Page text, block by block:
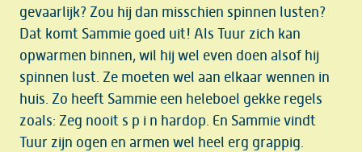
gevaarlijk? Zou hij dan misschien spinnen lusten?
Dat komt Sammie goed uit! Als Tuur zich kan
opwarmen binnen, wil hij wel even doen alsof hij
spinnen lust. Ze moeten wel aan elkaar wennen in
huis. Zo heeft Sammie een heleboel gekke regels
zoals: Zeg nooit s p i n hardop. En Sammie vindt
Tuur zijn ogen en armen wel heel erg grappig.